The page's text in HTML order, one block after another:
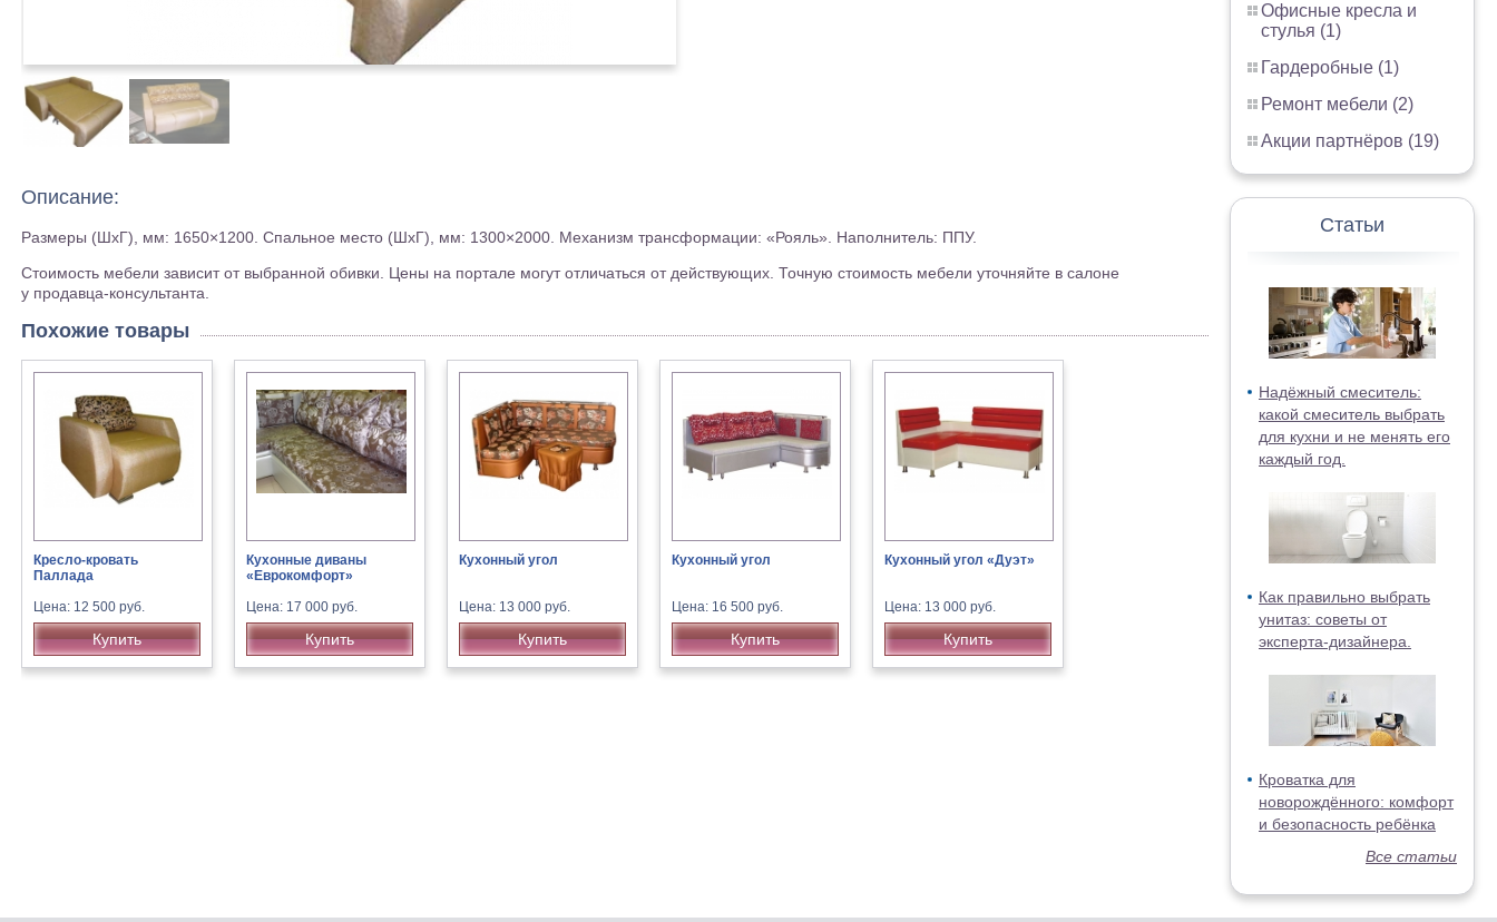
Офисные кресла и
стулья (1)
Гардеробные (1)
Ремонт мебели (2)
Акции партнёров (19)
Статьи
Надёжный смеситель:
какой смеситель выбрать
для кухни и не менять его
каждый год.
Как правильно выбрать
унитаз: советы от
эксперта-дизайнера.
Кроватка для
новорождённого: комфорт
и безопасность ребёнка
Все статьи
Описание:
Размеры (ШхГ), мм: 1650×1200. Спальное место (ШхГ), мм: 1300×2000. Механизм трансформации: «Рояль». Наполнитель: ППУ.
Стоимость мебели зависит от выбранной обивки. Цены на портале могут отличаться от действующих. Точную стоимость мебели уточняйте в салоне
у продавца-консультанта.
Похожие товары
Кресло-кровать
Паллада
Цена: 12 500 руб.
Купить
Кухонные диваны
«Еврокомфорт»
Цена: 17 000 руб.
Купить
Кухонный угол
Цена: 13 000 руб.
Купить
Кухонный угол
Цена: 16 500 руб.
Купить
Кухонный угол «Дуэт»
Цена: 13 000 руб.
Купить